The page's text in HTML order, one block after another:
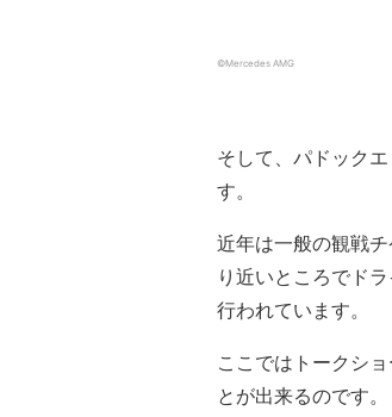
©Mercedes AMG
そして、パドック
す。
近年は一般の観戦
り近いところでド
行われています。
ここではトークシ
とが出来るのです。